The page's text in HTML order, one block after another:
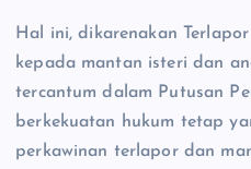
Hal ini, dikarenakan
kepada mantan isteri dan
tercantum dalam Putusan
berkekuatan hukum tetap
perkawinan terlapor dan